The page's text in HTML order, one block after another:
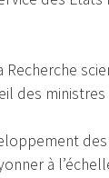
des ministres
à